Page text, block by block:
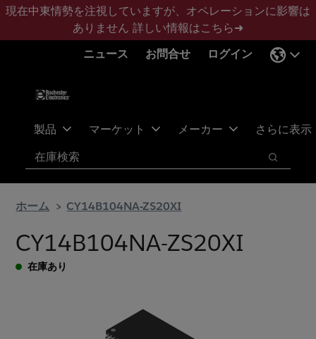
メ
ン
フ
タ
現在中東情勢を注視していますが、オペレーションに影響は
ありません 詳しい情報はこちら➜
ニュース
お問合せ ログイン
製品 マーケット メーカー さらに表示
検索
検索
ホーム CY14B104NA-ZS20XI
CY14B104NA-ZS20XI
在庫あり